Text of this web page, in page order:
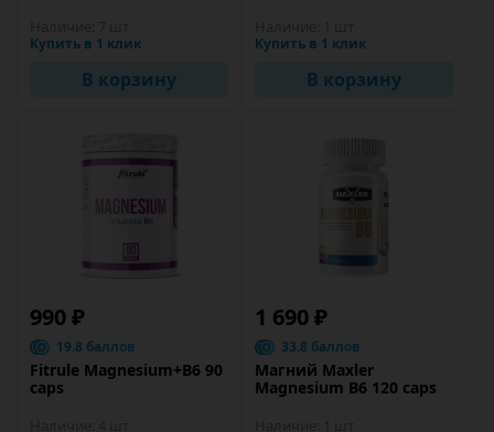
Купить в 1 клик
В корзину
Купить в 1 клик
В корзину
990 ₽
19.8 баллов
Fitrule Magnesium+В6 90
caps
1 690 ₽
33.8 баллов
Магний Maxler
Magnesium B6 120 caps